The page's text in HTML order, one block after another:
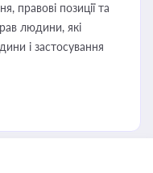
правові позиції та
людини, які
і застосування